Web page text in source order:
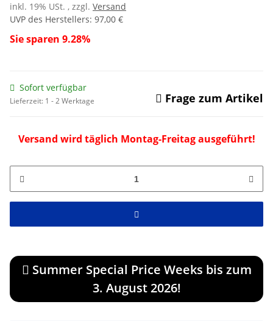
inkl. 19% USt. , zzgl. Versand
UVP des Herstellers: 97,00 €
Sie sparen 9.28%
Sofort verfügbar
Lieferzeit: 1 - 2 Werktage Frage zum Artikel
Versand wird täglich Montag-Freitag ausgeführt!
Summer Special Price Weeks bis zum
3. August 2026!